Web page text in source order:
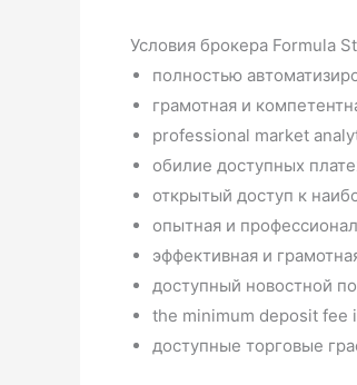
Условия брокера Formula
полностью
грамотная и
professional market
обилие доступных
открытый доступ к
опытная и
эффективная и
доступный новостной
the minimum deposit fee
доступные торговые